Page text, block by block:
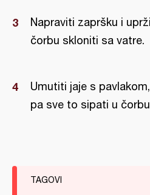
Napraviti zapršku i
čorbu skloniti sa vatre.
Umutiti jaje s
pa sve to sipati u
TAGOVI